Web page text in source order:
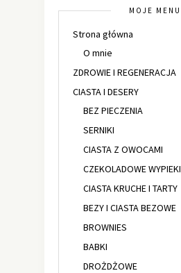
MOJE MENU
Strona główna
O mnie
ZDROWIE I REGENERACJA
CIASTA I DESERY
BEZ PIECZENIA
SERNIKI
CIASTA Z OWOCAMI
CZEKOLADOWE WYPIEKI
CIASTA KRUCHE I TARTY
BEZY I CIASTA BEZOWE
BROWNIES
BABKI
DROŻDŻOWE